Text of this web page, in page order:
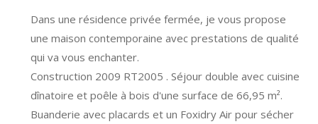
Dans une résidence privée fermée, je vous propose
une maison contemporaine avec prestations de qualité
qui va vous enchanter.
Construction 2009 RT2005 . Séjour double avec cuisine
dînatoire et poêle à bois d'une surface de 66,95 m².
Buanderie avec placards et un Foxidry Air pour sécher